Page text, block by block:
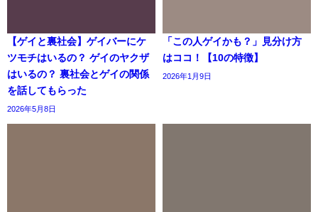
【ゲイと裏社会】ゲイバーにケ
ツモチはいるの？ ゲイのヤクザ
はいるの？ 裏社会とゲイの関係
を話してもらった
2026年5月8日
「この人ゲイかも？」見分け方
はココ！【10の特徴】
2026年1月9日